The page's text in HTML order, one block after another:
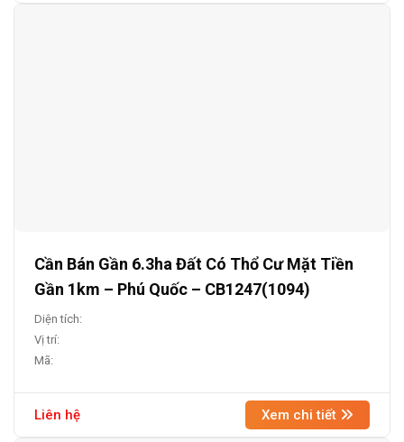
Cần Bán Gần 6.3ha Đất Có Thổ Cư Mặt Tiền
Gần 1km – Phú Quốc – CB1247(1094)
Diện tích:
Vị trí:
Mã:
Liên hệ Xem chi tiết